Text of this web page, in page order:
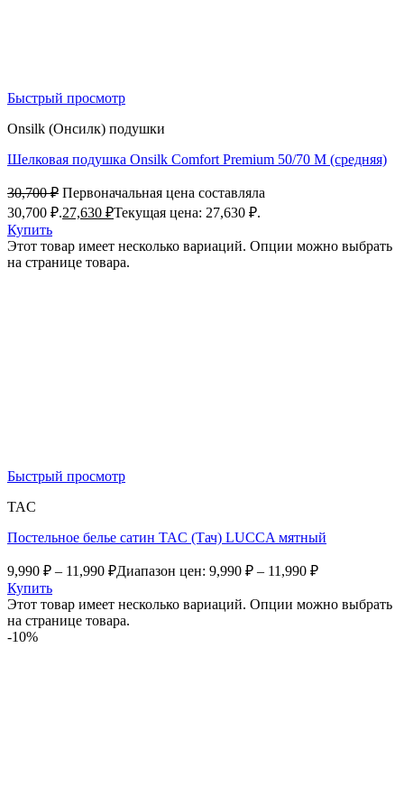
Быстрый просмотр
Onsilk (Онсилк) подушки
Шелковая подушка Onsilk Comfort Premium 50/70 M (средняя)
30,700₽ Первоначальная цена составляла
30,700 ₽.27,630 ₽Текущая цена: 27,630 ₽.
Купить
Этот товар имеет несколько вариаций. Опции можно выбрать
на странице товара.
Быстрый просмотр
TAC
Постельное белье сатин TAC (Тач) LUCCA мятный
9,990 ₽ – 11,990 ₽Диапазон цен: 9,990 ₽ – 11,990 ₽
Купить
Этот товар имеет несколько вариаций. Опции можно выбрать
на странице товара.
-10%